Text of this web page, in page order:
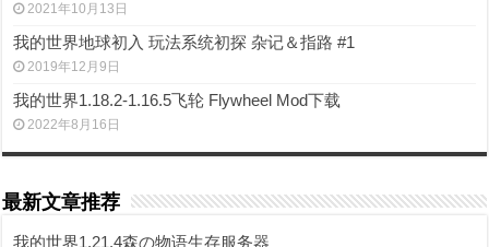
2021年10月13日
我的世界地球初入 玩法系统初探 杂记＆指路 #1
2019年12月9日
我的世界1.18.2-1.16.5飞轮 Flywheel Mod下载
2022年8月16日
最新文章推荐
我的世界1.21.4森の物语生存服务器